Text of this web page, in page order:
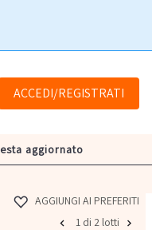
ACCEDI/REGISTRATI
resta aggiornato
AGGIUNGI AI PREFERITI
1 di 2 lotti